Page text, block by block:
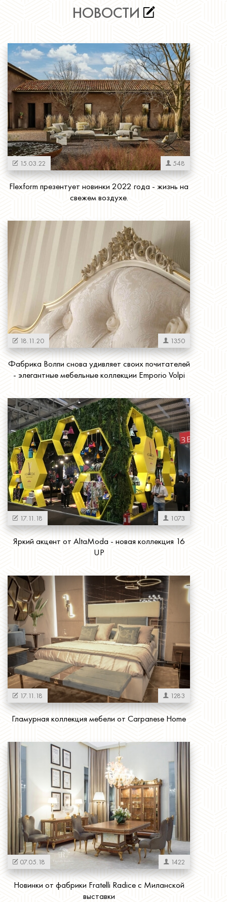
НОВОСТИ
Читать далее
15.03.22 548
Flexform презентует новинки 2022 года - жизнь на
свежем воздухе.
Читать далее
18.11.20 1350
Фабрика Волпи снова удивляет своих почитателей
- элегантные мебельные коллекции Emporio Volpi
Читать далее
17.11.18 1073
Яркий акцент от AltaModa - новая коллекция 16
UP
Читать далее
17.11.18 1283
Гламурная коллекция мебели от Carpanese Home
07.05.18 1422
Новинки от фабрики Fratelli Radice с Миланской
выставки